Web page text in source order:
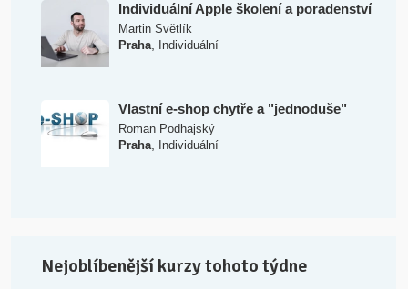
Individuální Apple školení a poradenství
Martin Světlík
Praha, Individuální
Vlastní e-shop chytře a "jednoduše"
Roman Podhajský
Praha, Individuální
Nejoblíbenější kurzy tohoto týdne